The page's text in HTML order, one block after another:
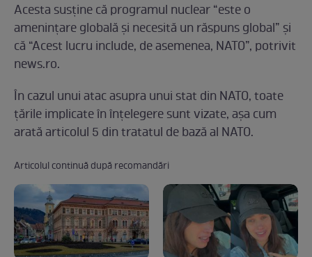
Acesta susţine că programul nuclear “este o
ameninţare globală şi necesită un răspuns global” şi
că “Acest lucru include, de asemenea, NATO”, potrivit
news.ro.
În cazul unui atac asupra unui stat din NATO, toate
ţările implicate în înţelegere sunt vizate, aşa cum
arată articolul 5 din tratatul de bază al NATO.
Articolul continuă după recomandări